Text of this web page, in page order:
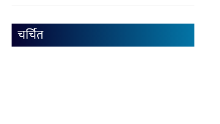
चर्चित